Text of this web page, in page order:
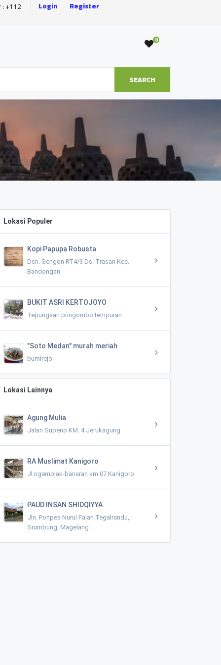
: +112 Login Register
0
SEARCH
Lokasi Populer
Kopi Papupa Robusta
Dsn. Sengon RT4/3 Ds. Trasan Kec.
Bandongan
BUKIT ASRI KERTOJOYO
Tepungsari pringombo tempuran
"Soto Medan" murah meriah
bumirejo
Lokasi Lainnya
Agung Mulia
Jalan Supeno KM. 4 Jerukagung
RA Muslimat Kanigoro
Jl.ngemplak-banaran km 07 Kanigoro
PAUD INSAN SHIDQIYYA
Jln. Ponpes Nurul Falah Tegalrandu,
Srumbung, Magelang